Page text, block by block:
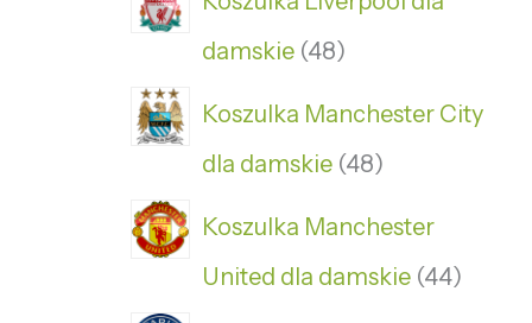
damskie 48
Koszulka Manchester City
dla damskie 48
Koszulka Manchester
United dla damskie 44